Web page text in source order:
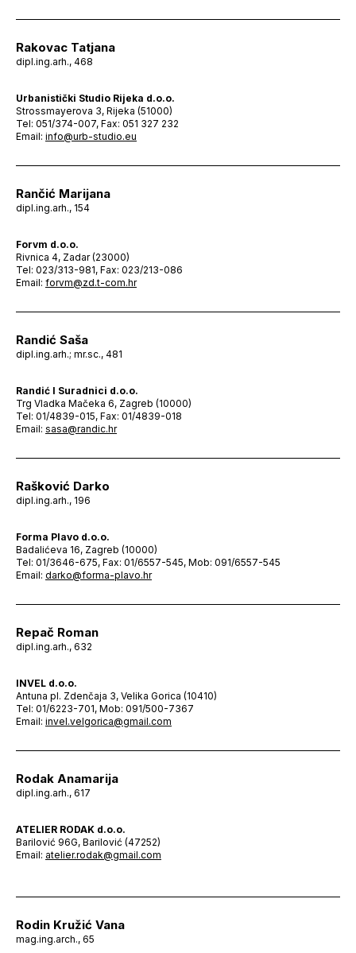
Rakovac Tatjana
dipl.ing.arh., 468
Urbanistički Studio Rijeka d.o.o.
Strossmayerova 3, Rijeka (51000)
Tel: 051/374-007, Fax: 051 327 232
Email: info@urb-studio.eu
Rančić Marijana
dipl.ing.arh., 154
Forvm d.o.o.
Rivnica 4, Zadar (23000)
Tel: 023/313-981, Fax: 023/213-086
Email: forvm@zd.t-com.hr
Randić Saša
dipl.ing.arh.; mr.sc., 481
Randić I Suradnici d.o.o.
Trg Vladka Mačeka 6, Zagreb (10000)
Tel: 01/4839-015, Fax: 01/4839-018
Email: sasa@randic.hr
Rašković Darko
dipl.ing.arh., 196
Forma Plavo d.o.o.
Badalićeva 16, Zagreb (10000)
Tel: 01/3646-675, Fax: 01/6557-545, Mob: 091/6557-545
Email: darko@forma-plavo.hr
Repač Roman
dipl.ing.arh., 632
INVEL d.o.o.
Antuna pl. Zdenčaja 3, Velika Gorica (10410)
Tel: 01/6223-701, Mob: 091/500-7367
Email: invel.velgorica@gmail.com
Rodak Anamarija
dipl.ing.arh., 617
ATELIER RODAK d.o.o.
Barilović 96G, Barilović (47252)
Email: atelier.rodak@gmail.com
Rodin Kružić Vana
mag.ing.arch., 65